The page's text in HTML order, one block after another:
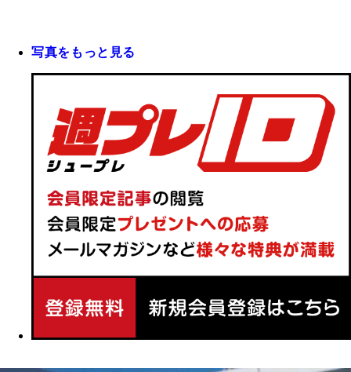
写真をもっと見る